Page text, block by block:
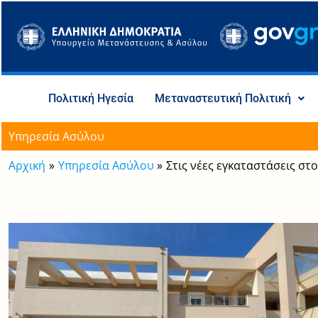
στο
περιεχόμενο
Πολιτική Ηγεσία Μεταναστευτική Πολιτική
Υπηρεσία Ασύλου
Αρχική
Υπηρεσία Ασύλου Στις νέες εγκαταστάσεις